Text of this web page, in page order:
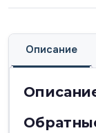
Описание